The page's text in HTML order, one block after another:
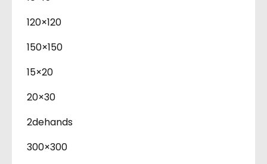
120×120
150×150
15×20
20×30
2dehands
300×300